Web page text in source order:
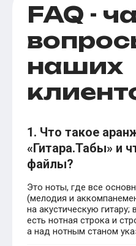
FAQ -
наших
1. Что такое
«Гитара.Табы» и
файлы?
Это ноты, где все
(мелодия и
на акустическую гитару;
есть нотная строка и
а над нотным станом